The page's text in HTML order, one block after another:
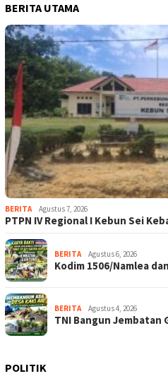
BERITA UTAMA
BERITA Agustus 7, 2026
PTPN IV Regional I Kebun Sei
BERITA Agustus 6, 2026
Kodim 1506/Namlea
BERITA Agustus 4, 2026
TNI Bangun Jembatan
POLITIK